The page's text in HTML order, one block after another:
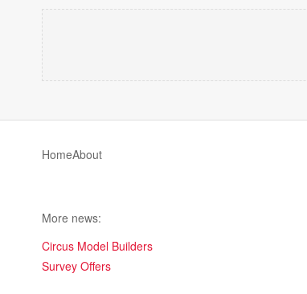
HomeAbout
More news:
Circus Model Builders
Survey Offers